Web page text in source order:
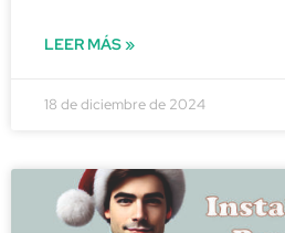
LEER MÁS »
18 de diciembre de 2024